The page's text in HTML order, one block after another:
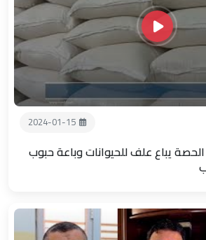
2024-01-15
يباع علف للحيوانات وباعة حبوب